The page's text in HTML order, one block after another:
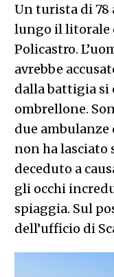
Un turista di
lungo il litorale
Policastro.
avrebbe
dalla battigia si
ombrellone.
due ambulanze
non ha lasciato
deceduto a
gli occhi
spiaggia. Sul
dell’ufficio di